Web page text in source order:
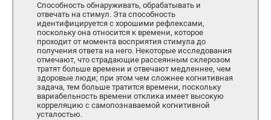
Способность обнаруживать, обрабатывать и
отвечать на стимул. Эта способность
идентифицируется с хорошими рефлексами,
поскольку она относится к времени, которое
проходит от момента восприятия стимула до
получения ответа на него. Некоторые исследования
отмечают, что страдающие рассеянным склерозом
тратят больше времени и отвечают медленнее, чем
здоровые люди; при этом чем сложнее когнитивная
задача, тем больше тратится времени, поскольку
вариабельность времени отклика имеет высокую
корреляцию с самопознаваемой когнитивной
усталостью.